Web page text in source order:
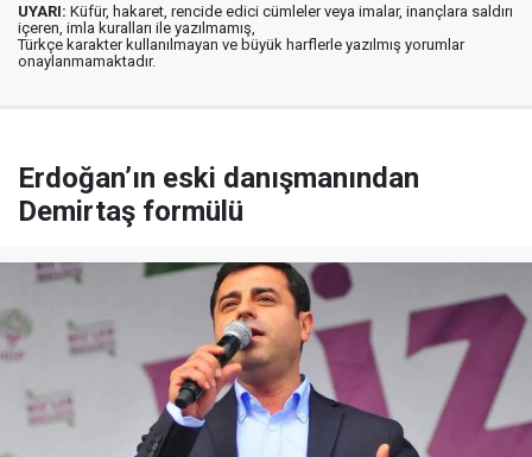
UYARI: Küfür, hakaret, rencide edici cümleler veya imalar, inançlara saldırı
içeren, imla kuralları ile yazılmamış,
Türkçe karakter kullanılmayan ve büyük harflerle yazılmış yorumlar
onaylanmamaktadır.
Erdoğan’ın eski danışmanından
Demirtaş formülü